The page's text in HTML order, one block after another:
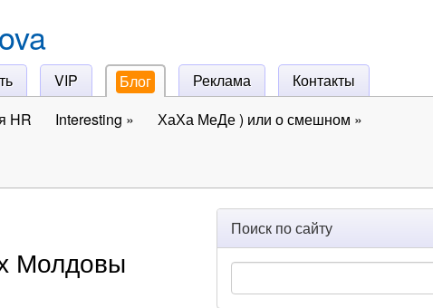
VIP Блог Реклама
Контакты
HR Interesting » ХаХа МеДе ) или о смешном »
Молдовы
Поиск по сайту